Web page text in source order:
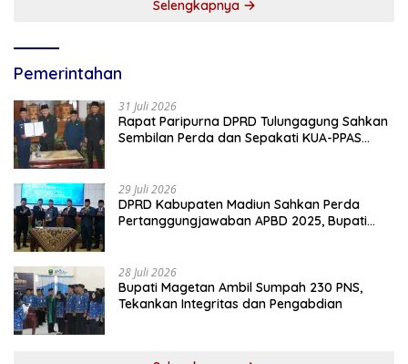
Selengkapnya
Pemerintahan
31 Juli 2026
Rapat Paripurna DPRD Tulungagung Sahkan
Sembilan Perda dan Sepakati KUA-PPAS
29 Juli 2026
DPRD Kabupaten Madiun Sahkan Perda
Pertanggungjawaban APBD 2025, Bupati
28 Juli 2026
Bupati Magetan Ambil Sumpah 230 PNS,
Tekankan Integritas dan Pengabdian